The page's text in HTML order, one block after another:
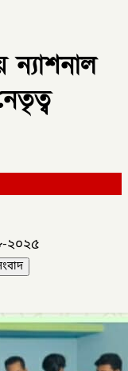
ন্যাশনাল
২০২৫